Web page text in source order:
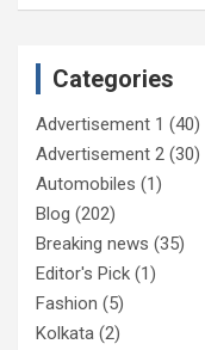
Categories
Advertisement 1 (40)
Advertisement 2 (30)
Automobiles (1)
Blog (202)
Breaking news (35)
Editor's Pick (1)
Fashion (5)
Kolkata (2)